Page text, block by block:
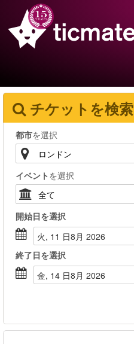
チケットを検索
都市を選択
イベント を選択
開始日を選択
火, 11 日8月 2026
終了日を選択
金, 14 日8月 2026